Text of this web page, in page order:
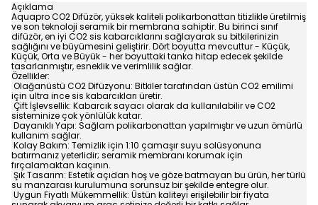
Açıklama
Aquapro CO2 Difüzör, yüksek kaliteli polikarbonattan titizlikle üretilmiş
ve son teknoloji seramik bir membrana sahiptir. Bu birinci sınıf
difüzör, en iyi CO2 sis kabarcıklarını sağlayarak su bitkilerinizin
sağlığını ve büyümesini geliştirir. Dört boyutta mevcuttur - Küçük,
Küçük, Orta ve Büyük - her boyuttaki tanka hitap edecek şekilde
tasarlanmıştır, esneklik ve verimlilik sağlar.
Özellikler:
Olağanüstü CO2 Difüzyonu: Bitkiler tarafından üstün CO2 emilimi
için ultra ince sis kabarcıkları üretir.
Çift İşlevsellik: Kabarcık sayacı olarak da kullanılabilir ve CO2
sisteminize çok yönlülük katar.
Dayanıklı Yapı: Sağlam polikarbonattan yapılmıştır ve uzun ömürlü
kullanım sağlar.
Kolay Bakım: Temizlik için 1:10 çamaşır suyu solüsyonuna
batırmanız yeterlidir; seramik membranı korumak için
fırçalamaktan kaçının.
Şık Tasarım: Estetik açıdan hoş ve göze batmayan bu ürün, her türlü
su manzarası kurulumuna sorunsuz bir şekilde entegre olur.
Uygun Fiyatlı Mükemmellik: Üstün kaliteyi erişilebilir bir fiyata